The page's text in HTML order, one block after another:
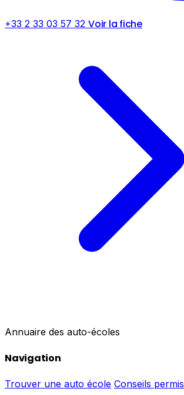
+33 2 33 03 57 32 Voir la fiche
Annuaire des auto-écoles
Navigation
Trouver une auto école Conseils permis